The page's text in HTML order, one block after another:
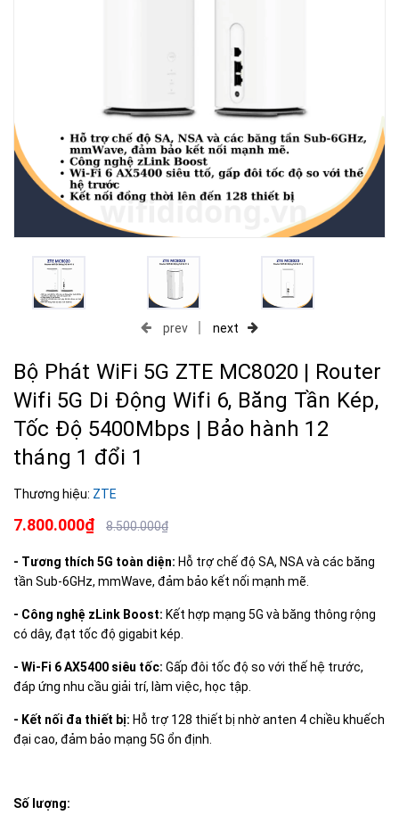
prev next
Bộ Phát WiFi 5G ZTE MC8020 | Router
Wifi 5G Di Động Wifi 6, Băng Tần Kép,
Tốc Độ 5400Mbps | Bảo hành 12
tháng 1 đổi 1
Thương hiệu: ZTE
7.800.000₫ 8.500.000₫
- Tương thích 5G toàn diện: Hỗ trợ chế độ SA, NSA và các băng
tần Sub-6GHz, mmWave, đảm bảo kết nối mạnh mẽ.
- Công nghệ zLink Boost: Kết hợp mạng 5G và băng thông rộng
có dây, đạt tốc độ gigabit kép.
- Wi-Fi 6 AX5400 siêu tốc: Gấp đôi tốc độ so với thế hệ trước,
đáp ứng nhu cầu giải trí, làm việc, học tập.
- Kết nối đa thiết bị: Hỗ trợ 128 thiết bị nhờ anten 4 chiều khuếch
đại cao, đảm bảo mạng 5G ổn định.
Số lượng: